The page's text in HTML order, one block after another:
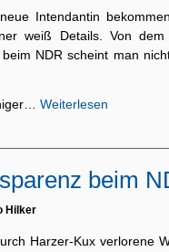
Intendantin
weiß Details. Von
NDR scheint man
Weiterlesen
beim
Hilker
Harzer-Kux verlorene